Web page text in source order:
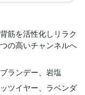
筋を活性化しリラク
の高いチャンネルへ
ランデー、岩塩
ツイヤー、ラベンダ